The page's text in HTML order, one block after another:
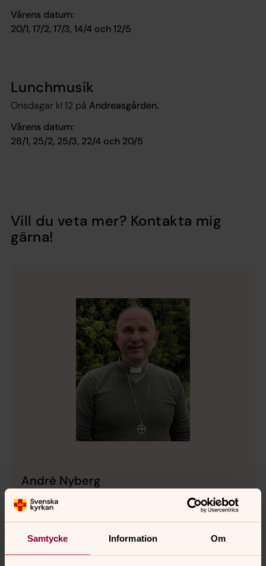
Samtycke Information Om
Vårens datum:
20/1, 17/2, 17/3, 14/4 och 12/5
Lunchmusik
Onsdagar kl 12 på Andreasgården.
Vårens datum:
28/1, 25/2, 25/3, 22/4 och 20/5
Vill du veta mer? Kontakta mig
gärna!
André Nyberg
Direkt:042-16 70 16